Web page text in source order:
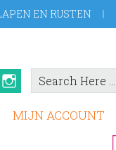
EN RUSTEN
Search
Here
Instagram
MIJN ACCOUNT